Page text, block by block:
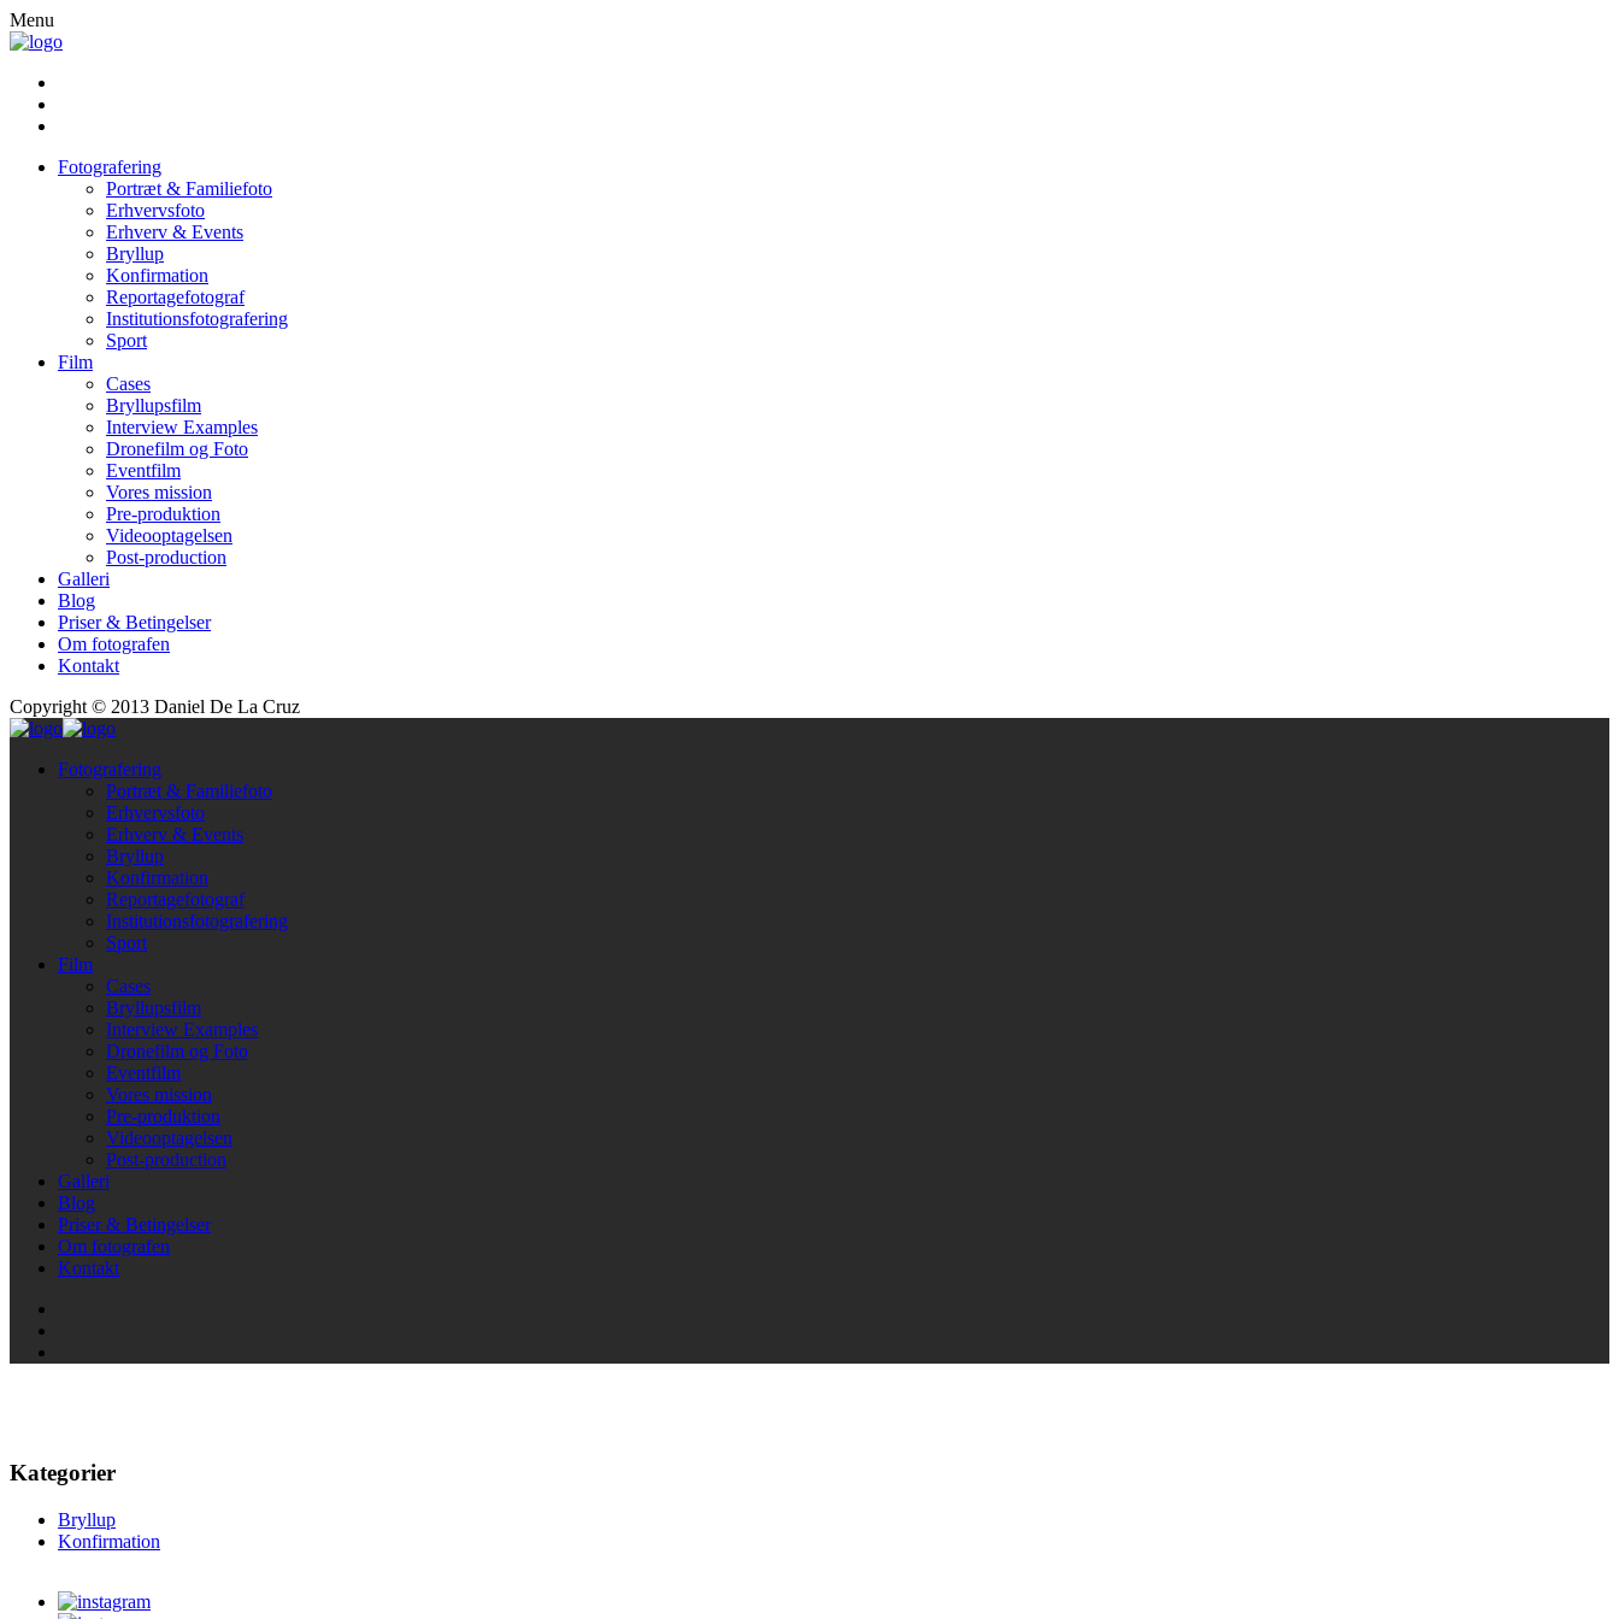
Menu
Fotografering
Portræt & Familiefoto
Erhvervsfoto
Erhverv & Events
Bryllup
Konfirmation
Reportagefotograf
Institutionsfotografering
Sport
Film
Cases
Bryllupsfilm
Interview Examples
Dronefilm og Foto
Eventfilm
Vores mission
Pre-produktion
Videooptagelsen
Post-production
Galleri
Blog
Priser & Betingelser
Om fotografen
Kontakt
Copyright © 2013 Daniel De La Cruz
Fotografering
Portræt & Familiefoto
Erhvervsfoto
Erhverv & Events
Bryllup
Konfirmation
Reportagefotograf
Institutionsfotografering
Sport
Film
Cases
Bryllupsfilm
Interview Examples
Dronefilm og Foto
Eventfilm
Vores mission
Pre-produktion
Videooptagelsen
Post-production
Galleri
Blog
Priser & Betingelser
Om fotografen
Kontakt
Kategorier
Bryllup
Konfirmation